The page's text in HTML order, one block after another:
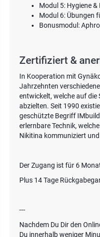
Modul 5: Hygiene
Modul 6: Übungen
Bonusmodul:
Zertifiziert &
In Kooperation mit
Jahrzehnten
entwickelt, welche auf
abzielten. Seit 1990
geschützte Begriff
erlernbare Technik,
Nikitina kommuniziert
Der Zugang ist für 6
Plus 14 Tage
---
Nachdem Du Dir den
Du innerhalb weniger